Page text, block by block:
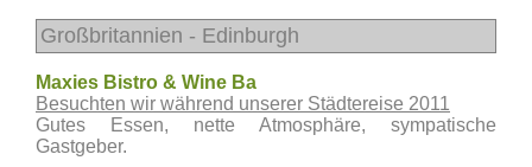
Großbritannien - Edinburgh
Maxies Bistro & Wine Ba
Besuchten wir während unserer Städtereise 2011
Gutes Essen, nette Atmosphäre, sympatische
Gastgeber.